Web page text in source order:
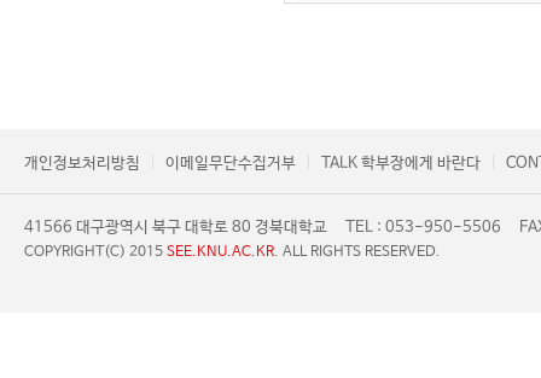
개인정보처리방침 이메일무단수집거부 TALK 학부장에게 바란다
41566 대구광역시 북구 대학로 80 경북대학교 TEL : 053-950-5506
COPYRIGHT(C) 2015 SEE.KNU.AC.KR. ALL RIGHTS RESERVED.